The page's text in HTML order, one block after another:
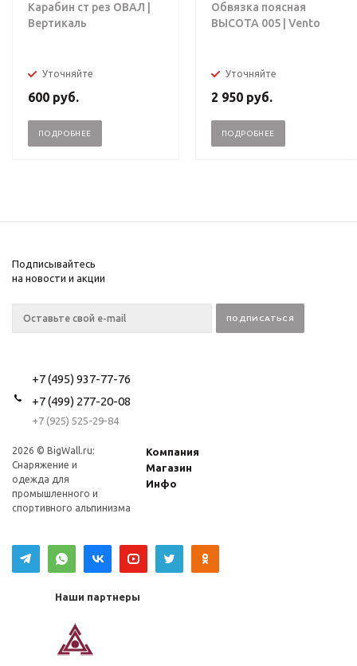
Карабин ст рез ОВАЛ |
Вертикаль
Уточняйте
600 руб.
ПОДРОБНЕЕ
Обвязка поясная
ВЫСОТА 005 | Vento
Уточняйте
2 950 руб.
ПОДРОБНЕЕ
Подписывайтесь
на новости и акции
+7 (495) 937-77-76
+7 (499) 277-20-08
+7 (925) 525-29-84
2026 © BigWall.ru:
Снаряжение и
одежда для
промышленного и
спортивного альпинизма
Компания
Магазин
Инфо
Наши партнеры